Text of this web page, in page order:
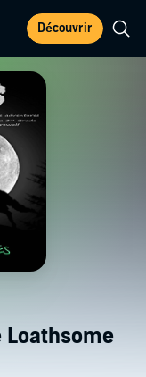
Découvrir
Loathsome